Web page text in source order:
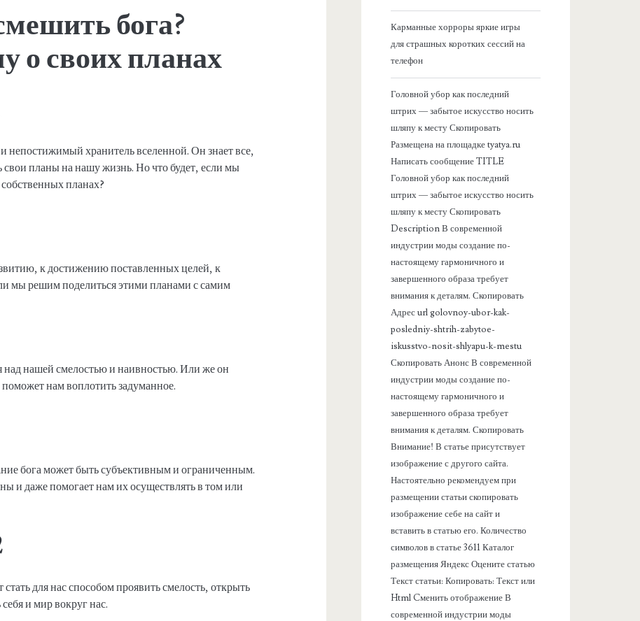
бога?
о своих планах
непостижимый хранитель вселенной. Он знает все,
свои планы на нашу жизнь. Но что будет, если мы
планах?
к достижению поставленных целей, к
мы решим поделиться этими планами с самим
над нашей смелостью и наивностью. Или же он
нам воплотить задуманное.
бога может быть субъективным и ограниченным.
и даже помогает нам их осуществлять в том или
для нас способом проявить смелость, открыть
и мир вокруг нас.
Карманные хорроры яркие игры
для страшных коротких сессий на
телефон
Головной убор как последний
штрих — забытое искусство носить
шляпу к месту Скопировать
Размещена на площадке tyatya.ru
Написать сообщение TITLE
Головной убор как последний
штрих — забытое искусство носить
шляпу к месту Скопировать
Description В современной
индустрии моды создание по-
настоящему гармоничного и
завершенного образа требует
внимания к деталям. Скопировать
Адрес url golovnoy-ubor-kak-
posledniy-shtrih-zabytoe-
iskusstvo-nosit-shlyapu-k-mestu
Скопировать Анонс В современной
индустрии моды создание по-
настоящему гармоничного и
завершенного образа требует
внимания к деталям. Скопировать
Внимание! В статье присутствует
изображение с другого сайта.
Настоятельно рекомендуем при
размещении статьи скопировать
изображение себе на сайт и
вставить в статью его. Количество
символов в статье 3611 Каталог
размещения Яндекс Оцените статью
Текст статьи: Копировать: Текст или
Html Cменить отображение В
современной индустрии моды